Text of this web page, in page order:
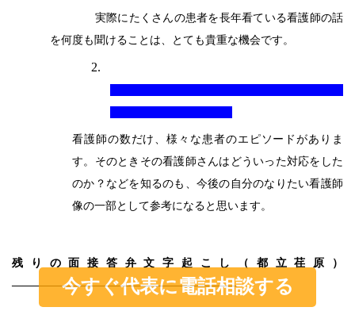
実際にたくさんの患者を長年看ている看護師の話
を何度も聞けることは、とても貴重な機会です。
2.
看護師の数だけ、様々な患者のエピソードがありま
す。そのときその看護師さんはどういった対応をした
のか？などを知るのも、今後の自分のなりたい看護師
像の一部として参考になると思います。
残りの面接答弁文字 起こし（都立荏原）
————————————————————-
今すぐ代表に電話相談する